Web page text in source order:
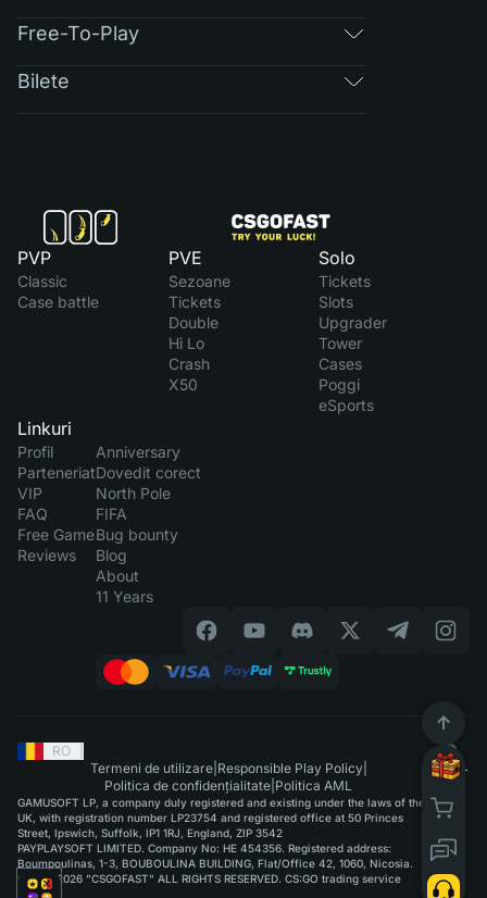
Free-To-Play
Bilete
PVP
Classic
Case battle
PVE
Sezoane
Tickets
Double
Hi Lo
Crash
X50
Solo
Tickets
Slots
Upgrader
Tower
Cases
Poggi
eSports
Linkuri
Profil
Parteneriat
VIP
FAQ
Free Game
Reviews
Anniversary
Dovedit corect
North Pole
FIFA
Bug bounty
Blog
About
11 Years
RO
Termeni de utilizare| Responsible Play Policy|
Politica de confidențialitate Politica AML
GAMUSOFT LP, a company duly registered and existing under the laws of the
UK, with registration number LP23754 and registered office at 50 Princes
Street, Ipswich, Suffolk, IP1 1RJ, England, ZIP 3542
PAYPLAYSOFT LIMITED. Company No: HE 454356. Registered address:
Boumpoulinas, 1-3, BOUBOULINA BUILDING, Flat/Office 42, 1060, Nicosia.
©2015-2026 "CSGOFAST" ALL RIGHTS RESERVED. CS:GO trading service